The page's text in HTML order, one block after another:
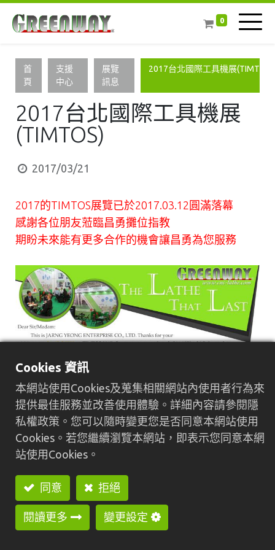
0
首
頁
支援
中心
展覽
訊息
2017台北國際工具機展(TIMTOS)
2017台北國際工具機展
(TIMTOS)
2017/03/21
2017的TIMTOS展覽已於2017.03.12圓滿落幕
感謝各位朋友蒞臨昌勇攤位指教
期盼未來能有更多合作的機會讓昌勇為您服務
在展覽訊息
Cookies 資訊
本網站使用Cookies及蒐集相關網站內使用者行為來
提供最佳服務並改善使用體驗。詳細內容請參閱隱
私權政策。您可以隨時變更您是否同意本網站使用
Cookies。若您繼續瀏覽本網站，即表示您同意本網
站使用Cookies。
同意 拒絕
閱讀更多 變更設定